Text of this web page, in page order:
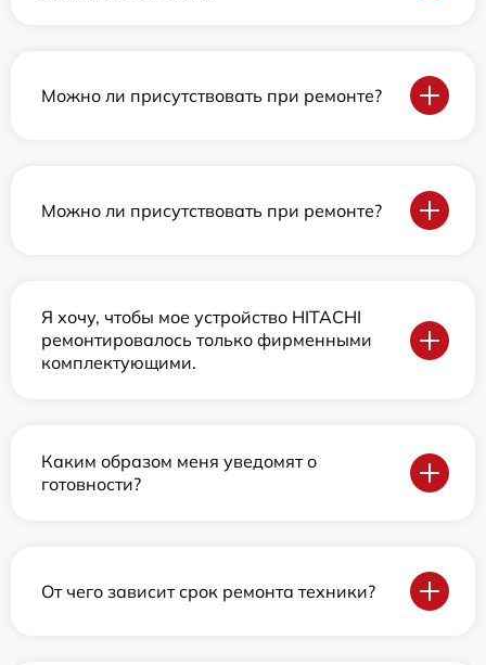
Можно ли присутствовать при ремонте?
Можно ли присутствовать при ремонте?
Я хочу, чтобы мое устройство HITACHI
ремонтировалось только фирменными
комплектующими.
Каким образом меня уведомят о
готовности?
От чего зависит срок ремонта техники?